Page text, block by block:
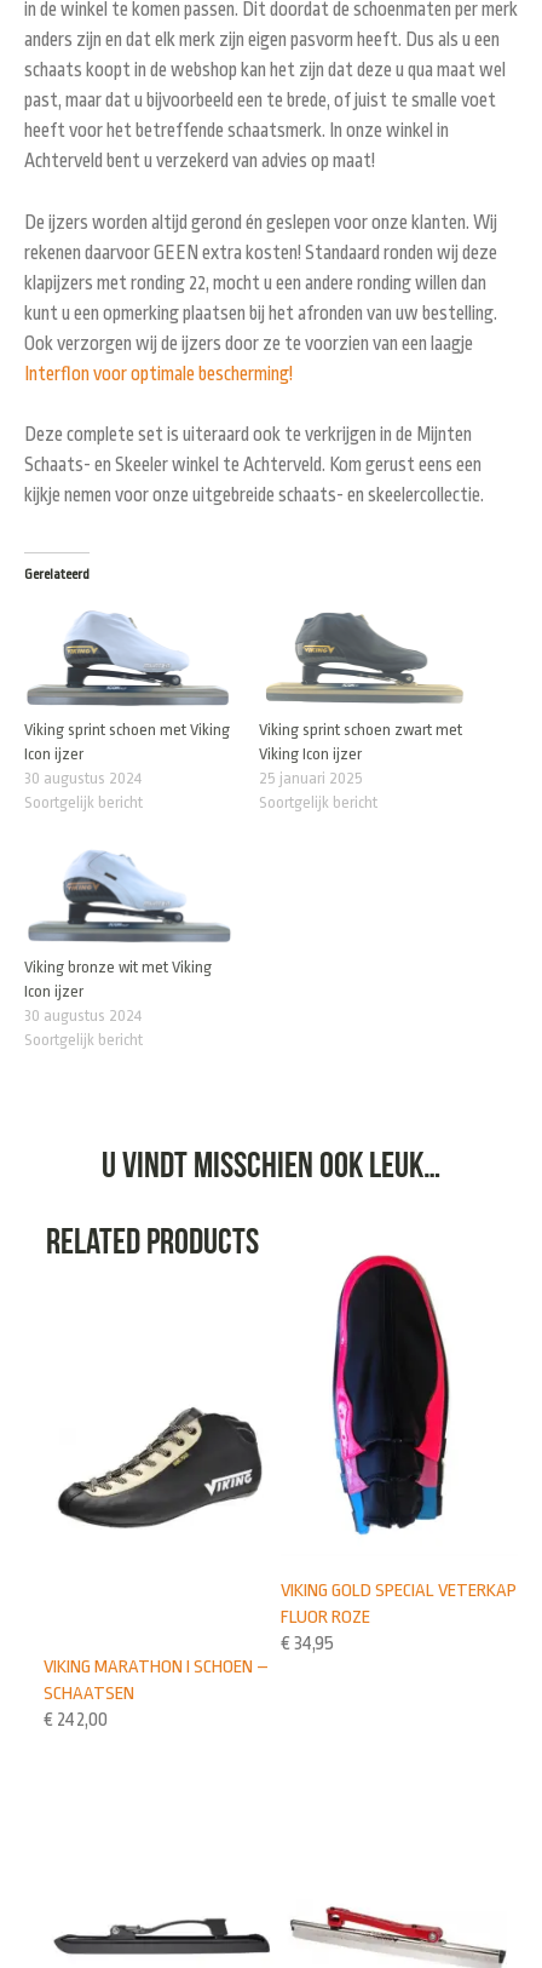
in de winkel te komen passen. Dit doordat de schoenmaten per merk
anders zijn en dat elk merk zijn eigen pasvorm heeft. Dus als u een
schaats koopt in de webshop kan het zijn dat deze u qua maat wel
past, maar dat u bijvoorbeeld een te brede, of juist te smalle voet
heeft voor het betreffende schaatsmerk. In onze winkel in
Achterveld bent u verzekerd van advies op maat!
De ijzers worden altijd gerond én geslepen voor onze klanten. Wij
rekenen daarvoor GEEN extra kosten! Standaard ronden wij deze
klapijzers met ronding 22, mocht u een andere ronding willen dan
kunt u een opmerking plaatsen bij het afronden van uw bestelling.
Ook verzorgen wij de ijzers door ze te voorzien van een laagje
Interflon voor optimale bescherming!
Deze complete set is uiteraard ook te verkrijgen in de Mijnten
Schaats- en Skeeler winkel te Achterveld. Kom gerust eens een
kijkje nemen voor onze uitgebreide schaats- en skeelercollectie.
Gerelateerd
Viking sprint schoen met Viking
Icon ijzer
30 augustus 2024
Soortgelijk bericht
Viking sprint schoen zwart met
Viking Icon ijzer
25 januari 2025
Soortgelijk bericht
Viking bronze wit met Viking
Icon ijzer
30 augustus 2024
Soortgelijk bericht
U vindt misschien ook leuk…
VIKING GOLD SPECIAL VETERKAP
FLUOR ROZE
€ 34,95
Related products
VIKING MARATHON I SCHOEN –
SCHAATSEN
€ 242,00